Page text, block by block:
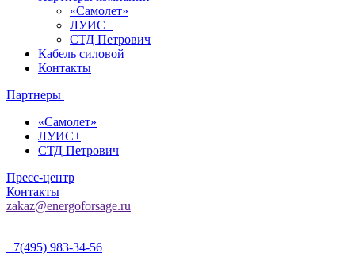
«Самолет»
ЛУИС+
СТД Петрович
Кабель силовой
Контакты
Партнеры
«Самолет»
ЛУИС+
СТД Петрович
Пресс-центр
Контакты
zakaz@energoforsage.ru
+7(495) 983-34-56